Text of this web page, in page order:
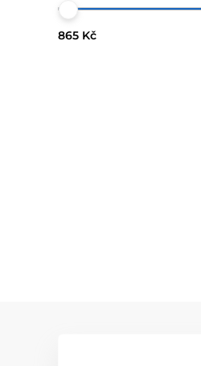
865 Kč